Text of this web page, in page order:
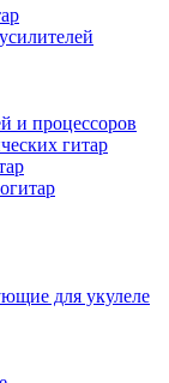
и процессоров
гитар
для укулеле